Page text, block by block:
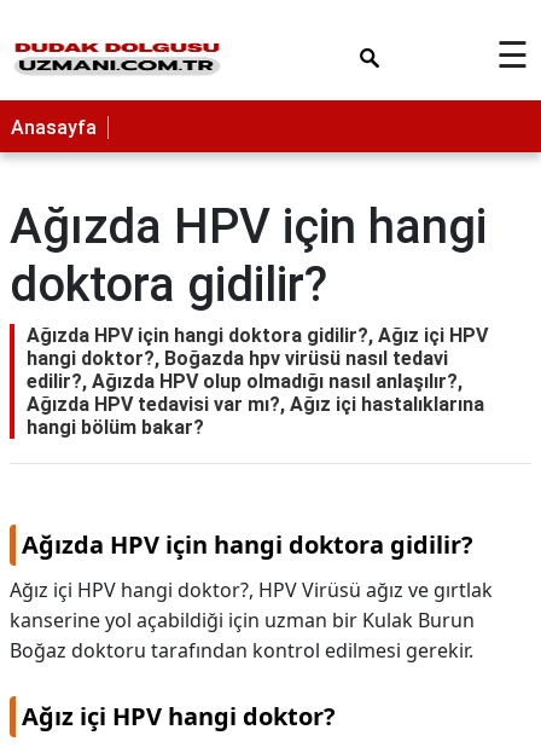
☰
Anasayfa
Ağızda HPV için hangi
doktora gidilir?
Ağızda HPV için hangi doktora gidilir?, Ağız içi HPV
hangi doktor?, Boğazda hpv virüsü nasıl tedavi
edilir?, Ağızda HPV olup olmadığı nasıl anlaşılır?,
Ağızda HPV tedavisi var mı?, Ağız içi hastalıklarına
hangi bölüm bakar?
Ağızda HPV için hangi doktora gidilir?
Ağız içi HPV hangi doktor?, HPV Virüsü ağız ve gırtlak
kanserine yol açabildiği için uzman bir Kulak Burun
Boğaz doktoru tarafından kontrol edilmesi gerekir.
Ağız içi HPV hangi doktor?